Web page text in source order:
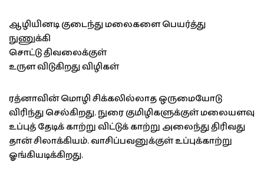
ஆழியினடி குடைந்து மலைகளை பெயர்த்து
நுணுக்கி
சொட்டு திவலைக்குள்
உருள விடுகிறது விழிகள்
ரத்னாவின் மொழி சிக்கலில்லாத ஒருமையோடு
விரிந்து செல்கிறது. நுரை குமிழிகளுக்குள் மலையளவு
உப்புத் தேடிக் காற்று விட்டுக் காற்று அலைந்து திரிவது
தான் சிலாக்கியம். வாசிப்பவனுக்குள் உப்புக்காற்று
ஓங்கியடிக்கிறது.